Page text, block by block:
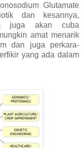
Glutamate
dan kesannya,
juga akan cuba
amat menarik
dan juga perkara-
yang ada dalam